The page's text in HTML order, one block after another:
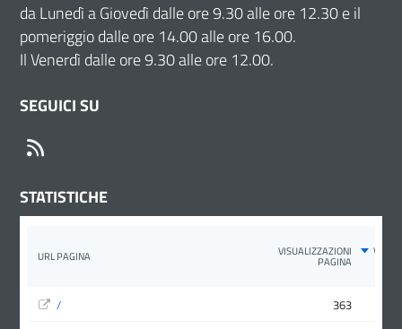
da Lunedì a Giovedì dalle ore 9.30 alle ore 12.30 e il
pomeriggio dalle ore 14.00 alle ore 16.00.
Il Venerdì dalle ore 9.30 alle ore 12.00.
SEGUICI SU
STATISTICHE